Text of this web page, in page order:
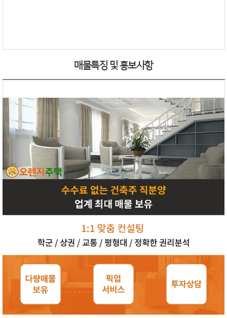
매물특징 및 홍보사항